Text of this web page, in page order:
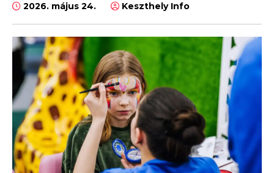
2026. május 24. Keszthely Info